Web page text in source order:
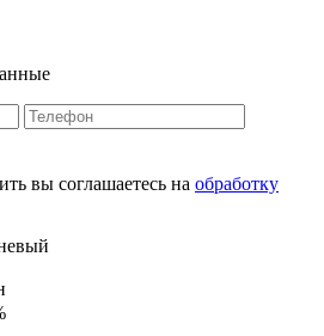
вы соглашаетесь на обработку